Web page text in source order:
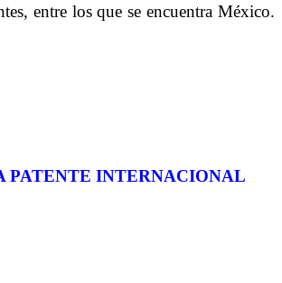
entre los que se encuentra México.
PATENTE INTERNACIONAL